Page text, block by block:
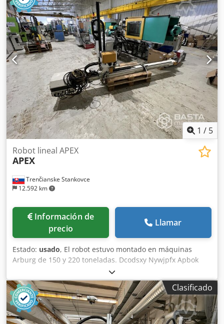
1 / 5
Trenčianske Stankovce
12.592 km
Robot lineal APEX
APEX
Información de
precio
Llamar
Estado: usado, El robot estuvo montado en máquinas
Arburg de 150 y 220 toneladas. Dcodsxy Nywjpfx Apbok
Clasificado